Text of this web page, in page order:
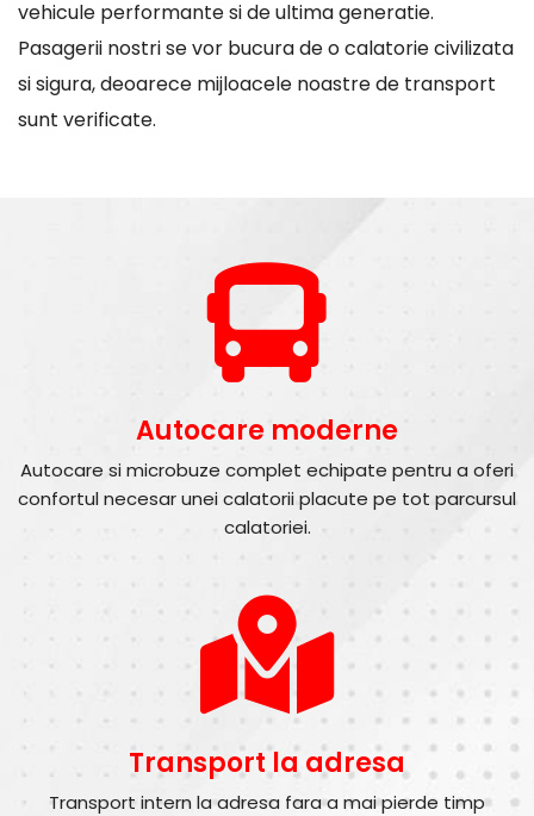
vehicule performante si de ultima generatie.
Pasagerii nostri se vor bucura de o calatorie civilizata
si sigura, deoarece mijloacele noastre de transport
sunt verificate.
Autocare moderne
Autocare si microbuze complet echipate pentru a oferi
confortul necesar unei calatorii placute pe tot parcursul
calatoriei.
Transport la adresa
Transport intern la adresa fara a mai pierde timp